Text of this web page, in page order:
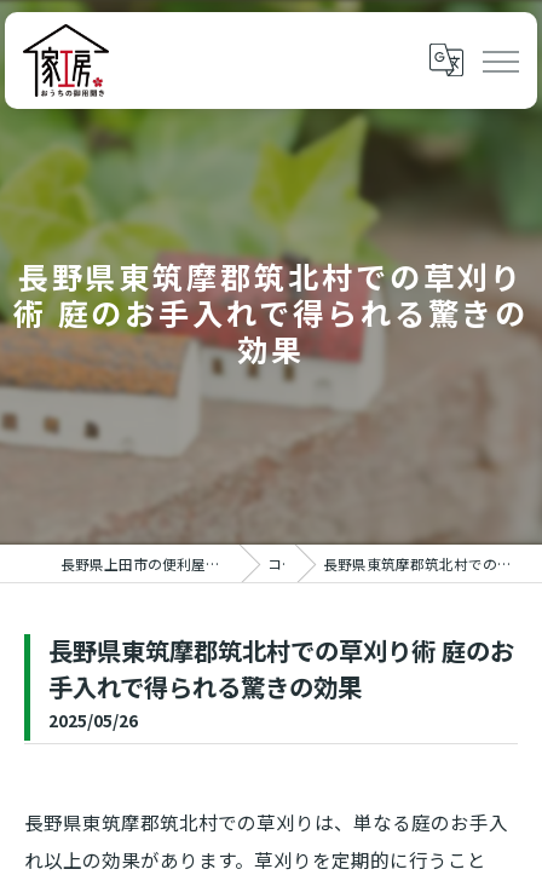
長野県東筑摩郡筑北村での草刈り
術 庭のお手入れで得られる驚きの
効果
長野県上田市の便利屋ならおうちの御用聞き家工房 上田塩田店 コラム 長野県東筑摩郡筑北村での草刈り術 庭のお手入れで得られる驚きの効果
長野県東筑摩郡筑北村での草刈り術 庭のお
手入れで得られる驚きの効果
2025/05/26
長野県東筑摩郡筑北村での草刈りは、単なる庭のお手入
れ以上の効果があります。草刈りを定期的に行うこと